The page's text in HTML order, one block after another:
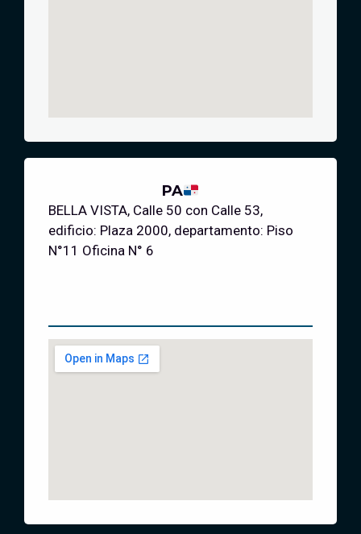
PA
BELLA VISTA, Calle 50 con Calle 53,
edificio: Plaza 2000, departamento: Piso
N°11 Oficina N° 6